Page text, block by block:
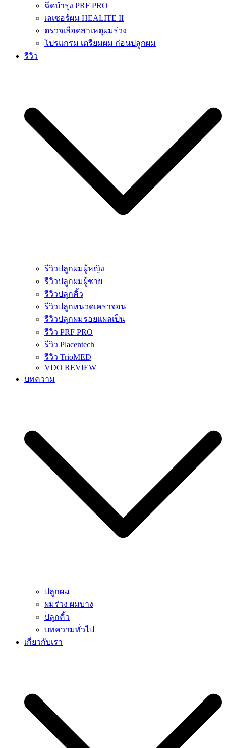
ฉีดบำรุง PRF PRO
เลเซอร์ผม HEALITE II
ตรวจเลือดสาเหตุผมร่วง
โปรแกรม เตรียมผม ก่อนปลูกผม
รีวิว
รีวิวปลูกผมผู้หญิง
รีวิวปลูกผมผู้ชาย
รีวิวปลูกคิ้ว
รีวิวปลูกหนวดเคราจอน
รีวิวปลูกผมรอยแผลเป็น
รีวิว PRF PRO
รีวิว Placentech
รีวิว TrioMED
VDO REVIEW
บทความ
ปลูกผม
ผมร่วง ผมบาง
ปลูกคิ้ว
บทความทั่วไป
เกี่ยวกับเรา